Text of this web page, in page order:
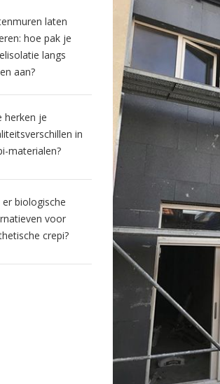
laten
hoe pak je
langs
aan?
herken je
in
materialen?
er biologische
voor
crepi?